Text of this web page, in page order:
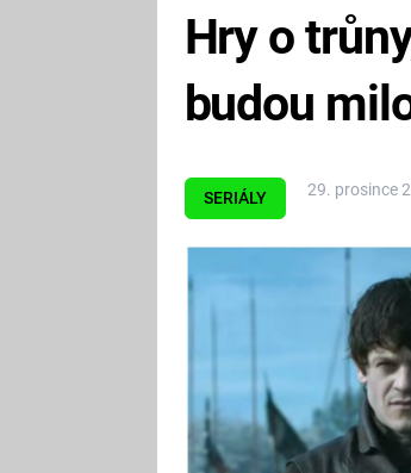
SERIÁLY 29. prosince
Hry o
budou